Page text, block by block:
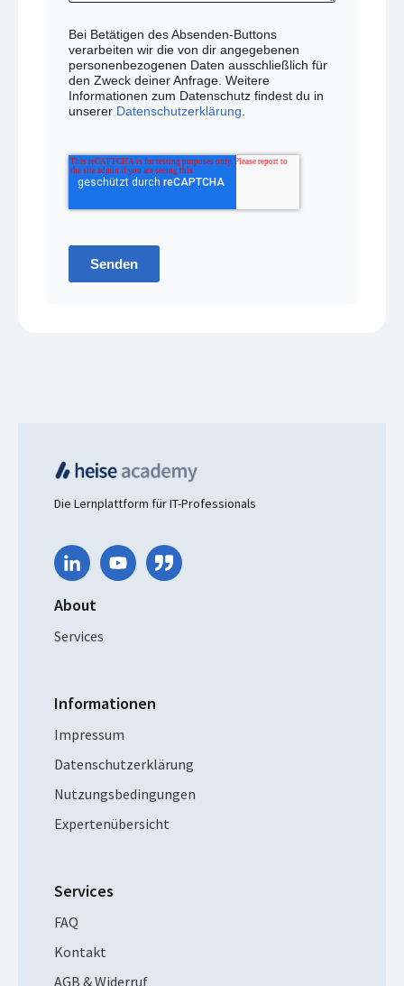
Bei Betätigen des Absenden-Buttons
verarbeiten wir die von dir angegebenen
personenbezogenen Daten ausschließlich für
den Zweck deiner Anfrage. Weitere
Informationen zum Datenschutz findest du in
unserer Datenschutzerklärung
Senden
Die Lernplattform für IT-Professionals
About
Services
Informationen
Impressum
Datenschutzerklärung
Nutzungsbedingungen
Expertenübersicht
Services
FAQ
Kontakt
AGB & Widerruf